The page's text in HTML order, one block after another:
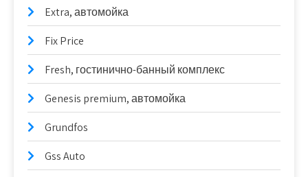
Extra, автомойка
Fix Price
Fresh, гостинично-банный комплекс
Genesis premium, автомойка
Grundfos
Gss Auto